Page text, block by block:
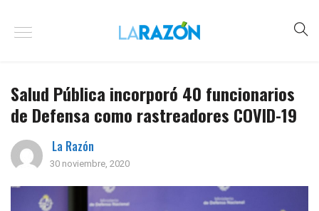
Salud Pública incorporó 40 funcionarios
de Defensa como rastreadores COVID-19
La Razón
30 noviembre, 2020